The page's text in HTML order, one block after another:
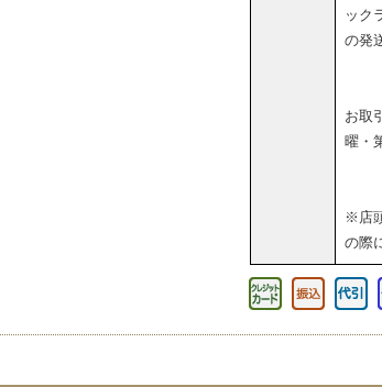
ック
の発
お取
曜・
※店
の際